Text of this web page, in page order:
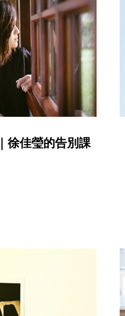
徐佳瑩的告別課